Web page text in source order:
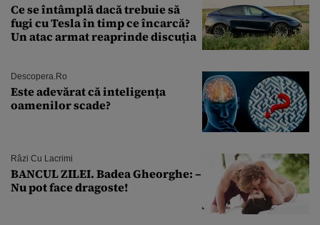
Ce se întâmplă dacă trebuie să
fugi cu Tesla în timp ce încarcă?
Un atac armat reaprinde discuția
Descopera.ro
Este adevărat că inteligența
oamenilor scade?
Râzi Cu Lacrimi
BANCUL ZILEI. Badea Gheorghe: –
Nu pot face dragoste!